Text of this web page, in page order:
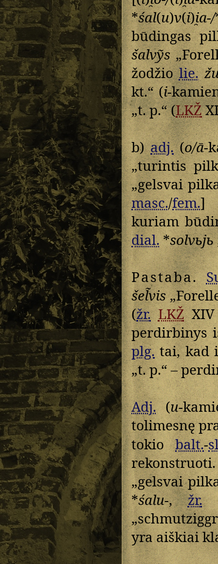
*śal(u)v(i)i̯a-/
būdingas
šalvỹs
žodžiolie.
kt.“ (i-
„t. p.“ (LKŽ
b)adj.(o/ā-
„turintis
„gelsvai
masc./fem.
kuriam
dial.*solvьjь
Pastaba.
šel̃vis
(žr. LKŽXIV
perdirbinys
plg.tai, kad
„t. p.“ –
Adj.(u-
tolimesnę
tokiobalt.-
„gelsvai
*śalu-,žr.
yra aiškiai